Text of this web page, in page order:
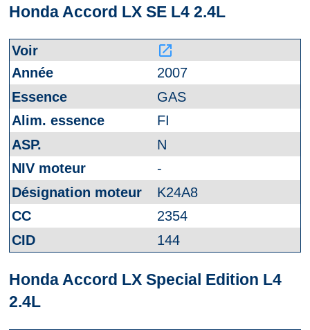
Honda Accord LX SE L4 2.4L
launch
2007
GAS
FI
N
-
K24A8
2354
144
Honda Accord LX Special Edition L4
2.4L